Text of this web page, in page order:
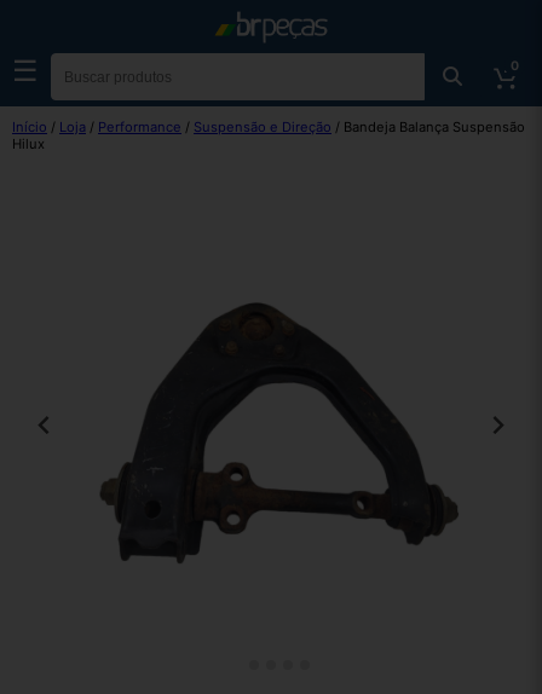
☰ 0
Início / Loja / Performance / Suspensão e Direção / Bandeja Balança Suspensão
Hilux